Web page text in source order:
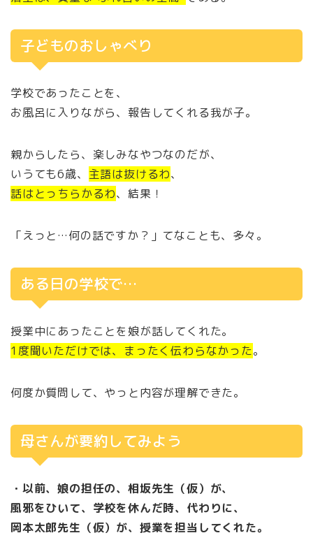
子どものおしゃべり
学校であったことを、
お風呂に入りながら、報告してくれる我が子。
親からしたら、楽しみなやつなのだが、
いうても6歳、 主語は抜けるわ、
話はとっちらかるわ、結果！
「えっと…何の話ですか？」てなことも、多々。
ある日の学校で…
授業中にあったことを娘が話してくれた。
1度聞いただけでは、まったく伝わらなかった。
何度か質問して、やっと内容が理解できた。
母さんが要約してみよう
・以前、娘の担任の、相坂先生（仮）が、
風邪をひいて、学校を休んだ時、代わりに、
岡本太郎先生（仮）が、授業を担当してくれた。